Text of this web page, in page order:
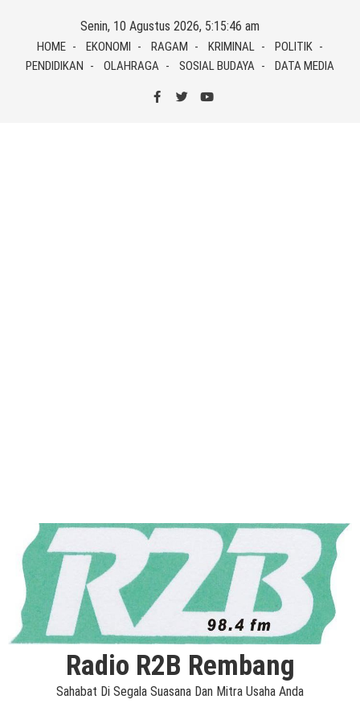
content
Senin, 10 Agustus 2026, 5:15:47 am
HOME EKONOMI RAGAM KRIMINAL
POLITIK
PENDIDIKAN
OLAHRAGA SOSIAL BUDAYA DATA MEDIA
Radio R2B Rembang
Sahabat Di Segala Suasana Dan Mitra Usaha Anda